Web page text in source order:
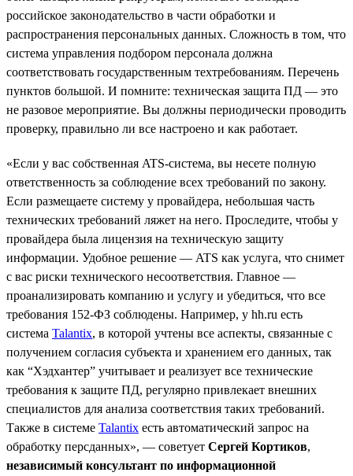
российское законодательство в части обработки и
распространения персональных данных. Сложность в том, что
система управления подбором персонала должна
соответствовать государственным техтребованиям. Перечень
пунктов большой. И помните: техническая защита ПД — это
не разовое мероприятие. Вы должны периодически проводить
проверку, правильно ли все настроено и как работает.
«Если у вас собственная ATS-система, вы несете полную
ответственность за соблюдение всех требований по закону.
Если размещаете систему у провайдера, небольшая часть
технических требований ляжет на него. Проследите, чтобы у
провайдера была лицензия на техническую защиту
информации. Удобное решение — ATS как услуга, что снимет
с вас риски технического несоответствия. Главное —
проанализировать компанию и услугу и убедиться, что все
требования 152-ФЗ соблюдены. Например, у hh.ru есть
система Talantix, в которой учтены все аспекты, связанные с
получением согласия субъекта и хранением его данных, так
как “Хэдхантер” учитывает и реализует все технические
требования к защите ПД, регулярно привлекает внешних
специалистов для анализа соответствия таких требований.
Также в системе Talantix есть автоматический запрос на
обработку персданных», — советует Сергей Кортиков,
независимый консультант по информационной